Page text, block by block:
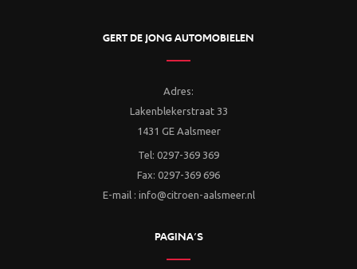
GERT DE JONG AUTOMOBIELEN
Adres:
Lakenblekerstraat 33
1431 GE Aalsmeer
Tel: 0297-369 369
Fax: 0297-369 696
E-mail : info@citroen-aalsmeer.nl
PAGINA’S